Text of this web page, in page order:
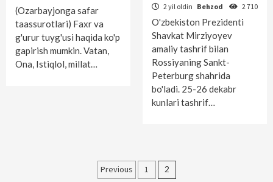
(Ozarbayjonga safar
taassurotlari) Faxr va
g'urur tuyg'usi haqida ko'p
gapirish mumkin. Vatan,
Ona, Istiqlol, millat…
2 yil oldin Behzod 2 710
O'zbekiston Prezidenti
Shavkat Mirziyoyev
amaliy tashrif bilan
Rossiyaning Sankt-
Peterburg shahrida
bo'ladi. 25-26 dekabr
kunlari tashrif…
Maqolalar
Previous 1 2